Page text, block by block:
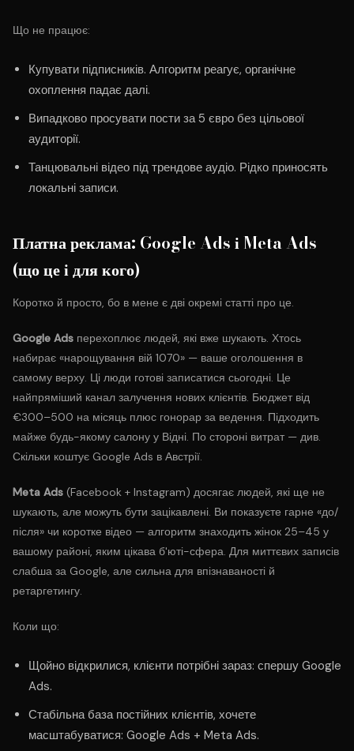
Що не працює:
Купувати підписників. Алгоритм реагує, органічне
охоплення падає далі.
Випадково просувати пости за 5 євро без цільової
аудиторії.
Танцювальні відео під трендове аудіо. Рідко приносять
локальні записи.
Платна реклама: Google Ads і Meta Ads
(що це і для кого)
Коротко й просто, бо в мене є дві окремі статті про це.
Google Ads перехоплює людей, які вже шукають. Хтось
набирає «нарощування вій 1070» — ваше оголошення в
самому верху. Ці люди готові записатися сьогодні. Це
найпряміший канал залучення нових клієнтів. Бюджет від
€300–500 на місяць плюс гонорар за ведення. Підходить
майже будь-якому салону у Відні. По стороні витрат — див.
Скільки коштує Google Ads в Австрії.
Meta Ads (Facebook + Instagram) досягає людей, які ще не
шукають, але можуть бути зацікавлені. Ви показуєте гарне «до/
після» чи коротке відео — алгоритм знаходить жінок 25–45 у
вашому районі, яким цікава б'юті-сфера. Для миттєвих записів
слабша за Google, але сильна для впізнаваності й
ретаргетингу.
Коли що:
Щойно відкрилися, клієнти потрібні зараз: спершу Google
Ads.
Стабільна база постійних клієнтів, хочете
масштабуватися: Google Ads + Meta Ads.